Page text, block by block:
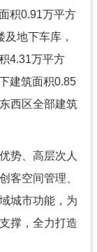
积0.91万平方
地下车库，
4.31万平方
建筑面积0.85
西区全部建筑
势、高层次人
客空间管理、
城市功能，为
撑，全力打造